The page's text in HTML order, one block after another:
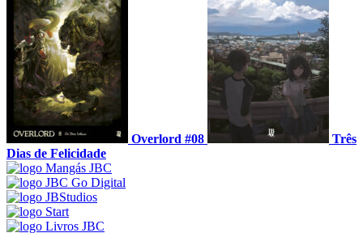
Overlord #08
Três
Dias de Felicidade